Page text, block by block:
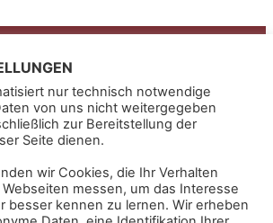
nur technisch notwendige
von uns nicht weitergegeben
zur Bereitstellung der
Seite dienen.
wir Cookies, die Ihr Verhalten
messen, um das Interesse
besser kennen zu lernen. Wir erheben